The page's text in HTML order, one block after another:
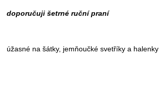
doporučuji šetrné ruční praní
úžasné na šátky, jemňoučké svetříky a halenky